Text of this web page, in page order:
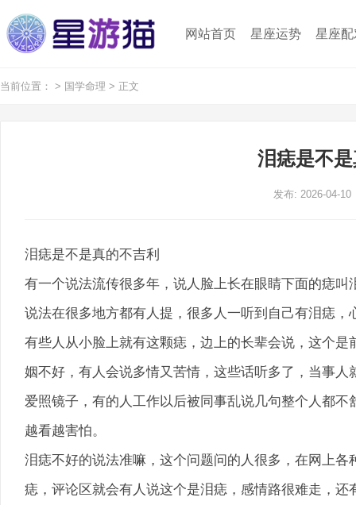
网站首页 星座运势 星座
当前位置： > 国学命理 > 正文
泪痣是不
发布: 2026-04-10
泪痣是不是真的不吉利
有一个说法流传很多年，说人脸上长在眼睛下面的痣
说法在很多地方都有人提，很多人一听到自己有泪痣
有些人从小脸上就有这颗痣，边上的长辈会说，这个
姻不好，有人会说多情又苦情，这些话听多了，当事
爱照镜子，有的人工作以后被同事乱说几句整个人都
越看越害怕。
泪痣不好的说法准嘛，这个问题问的人很多，在网上
痣，评论区就会有人说这个是泪痣，感情路很难走，